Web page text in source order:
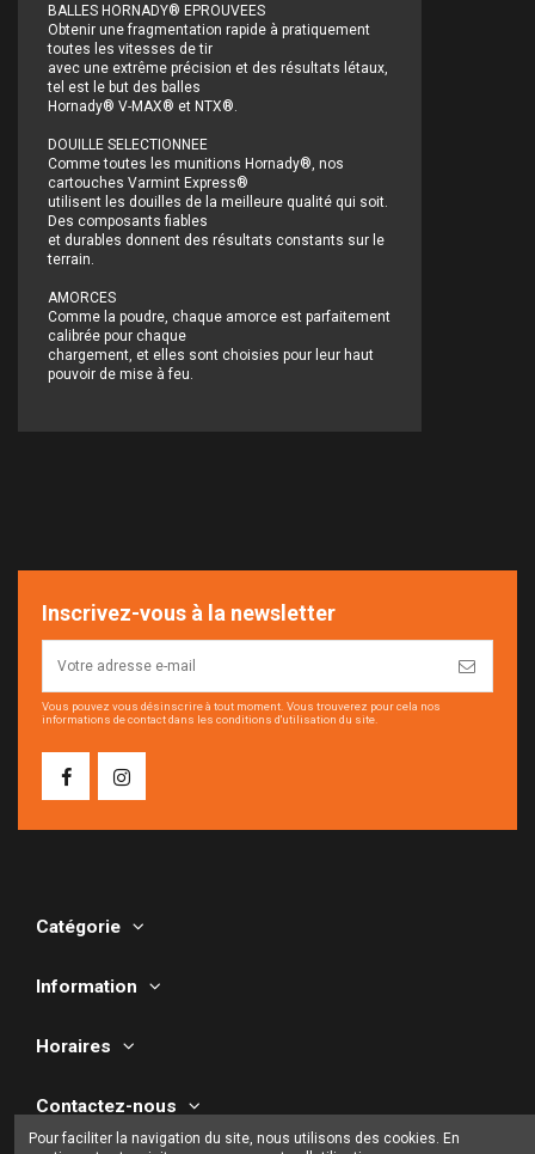
BALLES HORNADY® EPROUVEES
Obtenir une fragmentation rapide à pratiquement
toutes les vitesses de tir
avec une extrême précision et des résultats létaux,
tel est le but des balles
Hornady® V-MAX® et NTX®.
DOUILLE SELECTIONNEE
Comme toutes les munitions Hornady®, nos
cartouches Varmint Express®
utilisent les douilles de la meilleure qualité qui soit.
Des composants fiables
et durables donnent des résultats constants sur le
terrain.
AMORCES
Comme la poudre, chaque amorce est parfaitement
calibrée pour chaque
chargement, et elles sont choisies pour leur haut
pouvoir de mise à feu.
Inscrivez-vous à la newsletter
Vous pouvez vous désinscrire à tout moment. Vous trouverez pour cela nos
informations de contact dans les conditions d'utilisation du site.
Catégorie
Information
Horaires
Contactez-nous
Pour faciliter la navigation du site, nous utilisons des cookies. En